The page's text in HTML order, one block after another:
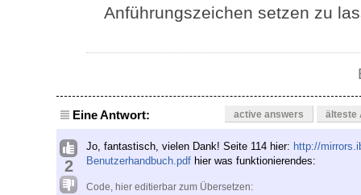
Anführungszeichen setzen zu
Eine Antwort: active answers älteste
2
Jo, fantastisch, vielen Dank! Seite 114 hier: http://
Benutzerhandbuch.pdf hier was funktionierendes:
Code, hier editierbar zum Übersetzen: